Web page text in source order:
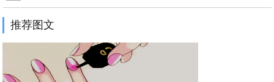
推荐图文